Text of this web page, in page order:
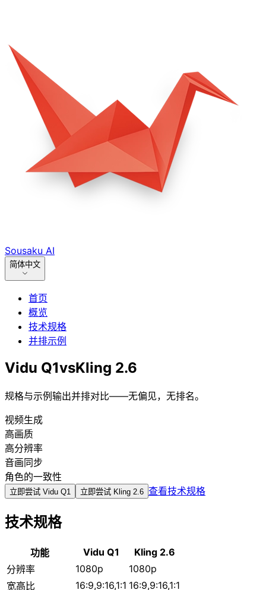
Sousaku AI
简体中文
首页
概览
技术规格
并排示例
Vidu Q1vsKling 2.6
规格与示例输出并排对比——无偏见，无排名。
视频生成
高画质
高分辨率
音画同步
角色的一致性
立即尝试 Vidu Q1 立即尝试 Kling 2.6 查看技术规格
技术规格
功能 Vidu Q1
Kling 2.6
分辨率
1080p
1080p
宽高比
16:9,9:16,1:1 16:9,9:16,1:1